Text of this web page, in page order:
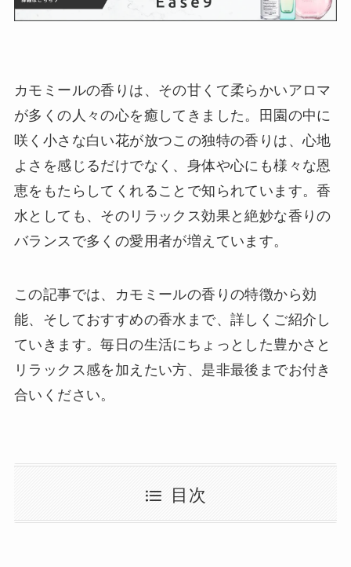
カモミールの香りは、その甘くて柔らかいアロマ
が多くの人々の心を癒してきました。田園の中に
咲く小さな白い花が放つこの独特の香りは、心地
よさを感じるだけでなく、身体や心にも様々な恩
恵をもたらしてくれることで知られています。香
水としても、そのリラックス効果と絶妙な香りの
バランスで多くの愛用者が増えています。
この記事では、カモミールの香りの特徴から効
能、そしておすすめの香水まで、詳しくご紹介し
ていきます。毎日の生活にちょっとした豊かさと
リラックス感を加えたい方、是非最後までお付き
合いください。
目次